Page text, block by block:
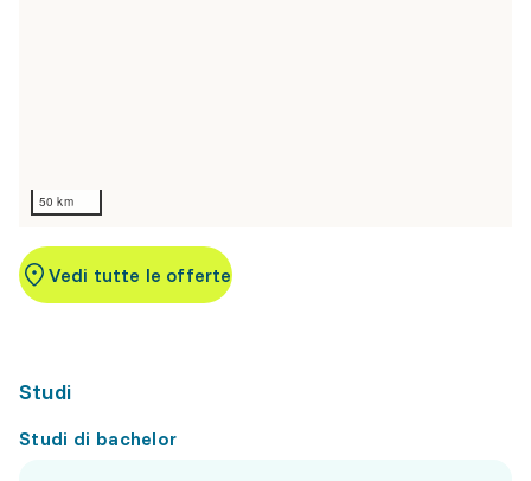
50 km
Vedi tutte le offerte
Studi
Studi di bachelor